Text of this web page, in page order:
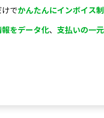
でかんたんにインボイス
をデータ化、 支払いの一